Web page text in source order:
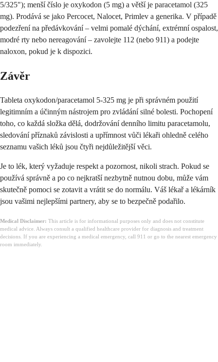
5/325"); menší číslo je oxykodon (5 mg) a větší je paracetamol (325
mg). Prodává se jako Percocet, Nalocet, Primlev a generika. V případě
podezření na předávkování – velmi pomalé dýchání, extrémní ospalost,
modré rty nebo nereagování – zavolejte 112 (nebo 911) a podejte
naloxon, pokud je k dispozici.
Závěr
Tableta oxykodon/paracetamol 5-325 mg je při správném použití
legitimním a účinným nástrojem pro zvládání silné bolesti. Pochopení
toho, co každá složka dělá, dodržování denního limitu paracetamolu,
sledování příznaků závislosti a upřímnost vůči lékaři ohledně celého
seznamu vašich léků jsou čtyři nejdůležitější věci.
Je to lék, který vyžaduje respekt a pozornost, nikoli strach. Pokud se
používá správně a po co nejkratší nezbytně nutnou dobu, může vám
skutečně pomoci se zotavit a vrátit se do normálu. Váš lékař a lékárník
jsou vašimi nejlepšími partnery, aby se to bezpečně podařilo.
Medical Disclaimer: This article is for informational purposes only and does not constitute
medical advice. Always consult a qualified healthcare provider for diagnosis and treatment
decisions. If you are experiencing a medical emergency, call 911 or go to the nearest emergency
room immediately.